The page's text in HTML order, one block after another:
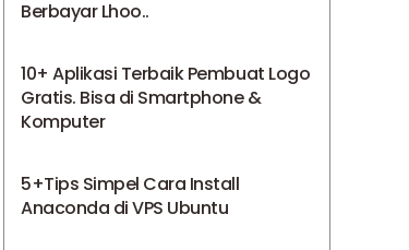
Berbayar Lhoo..
10+ Aplikasi Terbaik Pembuat Logo
Gratis. Bisa di Smartphone &
Komputer
5+Tips Simpel Cara Install
Anaconda di VPS Ubuntu